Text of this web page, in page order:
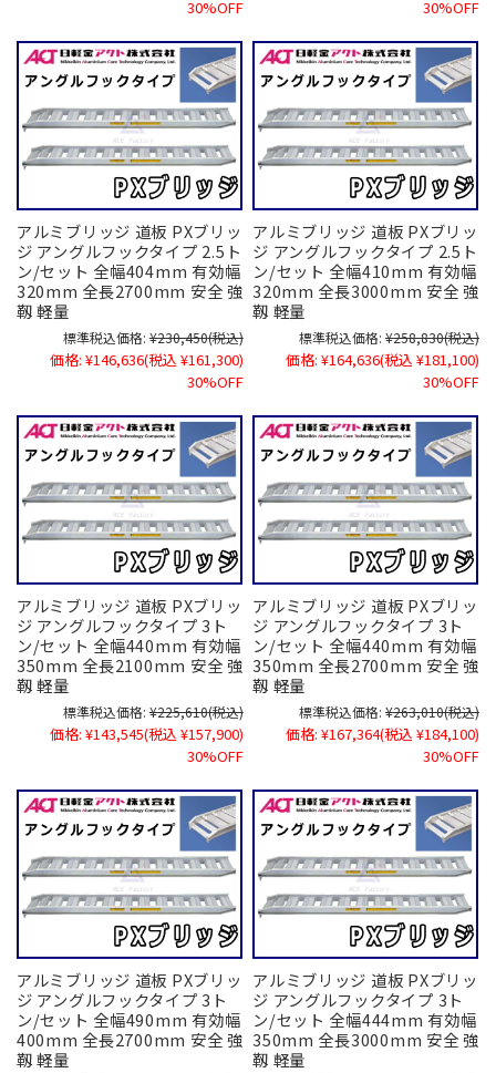
30%OFF 30%OFF
アルミブリッジ 道板 PXブリッ
ジ アングルフックタイプ 2.5ト
ン/セット 全幅404mm 有効幅
320mm 全長2700mm 安全 強
靱 軽量
標準税込価格: ¥230,450(税込)
価格: ¥146,636(税込 ¥161,300)
30%OFF
アルミブリッジ 道板 PXブリッ
ジ アングルフックタイプ 2.5ト
ン/セット 全幅410mm 有効幅
320mm 全長3000mm 安全 強
靱 軽量
標準税込価格: ¥258,830(税込)
価格: ¥164,636(税込 ¥181,100)
30%OFF
アルミブリッジ 道板 PXブリッ
ジ アングルフックタイプ 3ト
ン/セット 全幅440mm 有効幅
350mm 全長2100mm 安全 強
靱 軽量
標準税込価格: ¥225,610(税込)
価格: ¥143,545(税込 ¥157,900)
30%OFF
アルミブリッジ 道板 PXブリッ
ジ アングルフックタイプ 3ト
ン/セット 全幅440mm 有効幅
350mm 全長2700mm 安全 強
靱 軽量
標準税込価格: ¥263,010(税込)
価格: ¥167,364(税込 ¥184,100)
30%OFF
アルミブリッジ 道板 PXブリッ
ジ アングルフックタイプ 3ト
ン/セット 全幅490mm 有効幅
400mm 全長2700mm 安全 強
靱 軽量
アルミブリッジ 道板 PXブリッ
ジ アングルフックタイプ 3ト
ン/セット 全幅444mm 有効幅
350mm 全長3000mm 安全 強
靱 軽量